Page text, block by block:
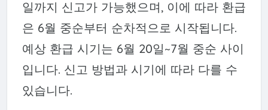
일까지 신고가 가능했으며, 이에 따라 환급
은 6월 중순부터 순차적으로 시작됩니다.
예상 환급 시기는 6월 20일~7월 중순 사이
입니다. 신고 방법과 시기에 따라 다를 수
있습니다.